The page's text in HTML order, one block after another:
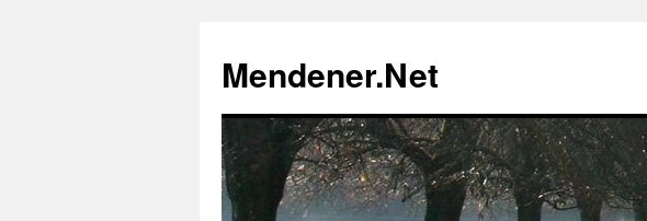
springen
Mendener.Net